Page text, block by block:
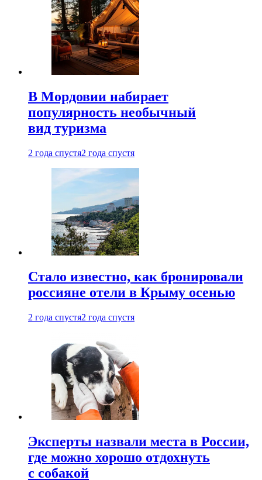
В Мордовии набирает
популярность необычный
вид туризма
2 года спустя2 года спустя
Стало известно, как бронировали
россияне отели в Крыму осенью
2 года спустя2 года спустя
Эксперты назвали места в России,
где можно хорошо отдохнуть
с собакой